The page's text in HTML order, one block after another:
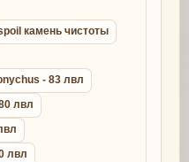
камень чистоты
- 83 лвл
лвл
лвл